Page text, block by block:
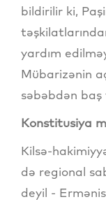
bildirilir ki,
yardım
Mübarizənin
səbəbdən
Konstitusiya
Kilsə-
də regional
deyil -